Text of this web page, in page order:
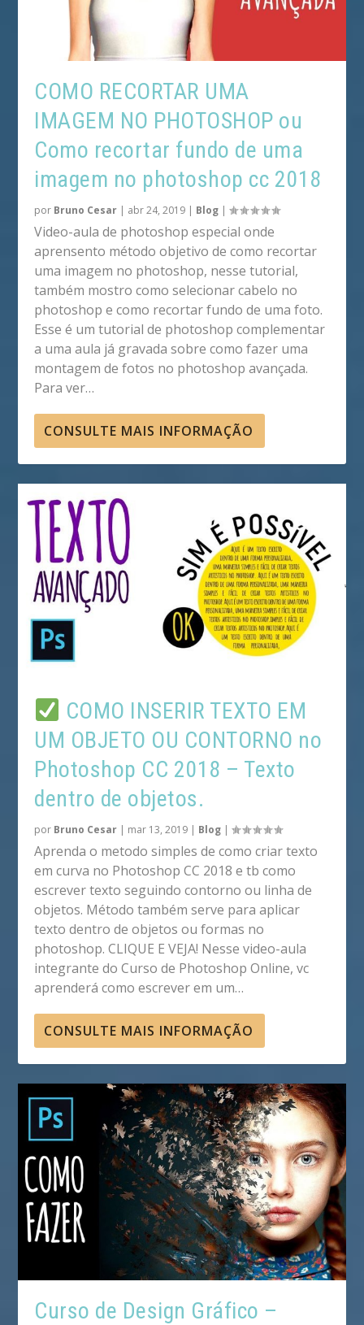
COMO RECORTAR UMA
IMAGEM NO PHOTOSHOP ou
Como recortar fundo de uma
imagem no photoshop cc 2018
por Bruno Cesar | abr 24, 2019 | Blog |
Video-aula de photoshop especial onde
aprensento método objetivo de como recortar
uma imagem no photoshop, nesse tutorial,
também mostro como selecionar cabelo no
photoshop e como recortar fundo de uma foto.
Esse é um tutorial de photoshop complementar
a uma aula já gravada sobre como fazer uma
montagem de fotos no photoshop avançada.
Para ver…
CONSULTE MAIS INFORMAÇÃO
COMO INSERIR TEXTO EM
UM OBJETO OU CONTORNO no
Photoshop CC 2018 – Texto
dentro de objetos.
por Bruno Cesar | mar 13, 2019 | Blog |
Aprenda o metodo simples de como criar texto
em curva no Photoshop CC 2018 e tb como
escrever texto seguindo contorno ou linha de
objetos. Método também serve para aplicar
texto dentro de objetos ou formas no
photoshop. CLIQUE E VEJA! Nesse video-aula
integrante do Curso de Photoshop Online, vc
aprenderá como escrever em um…
CONSULTE MAIS INFORMAÇÃO
Curso de Design Gráfico –